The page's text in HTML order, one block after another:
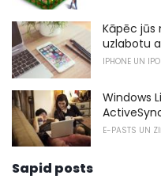
Kāpēc jūs
uzlabotu
IPHONE UN
Windows
E-PASTS UN
Sapid posts